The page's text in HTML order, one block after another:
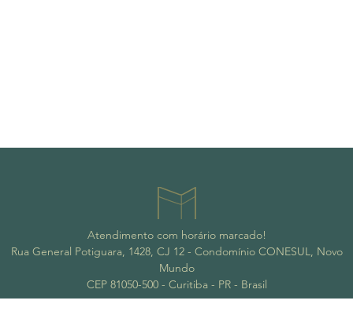
Atendimento com horário marcado!
Rua General Potiguara, 1428, CJ 12 - Condomínio CONESUL, Novo
Mundo
CEP 81050-500 - Curitiba - PR - Brasil